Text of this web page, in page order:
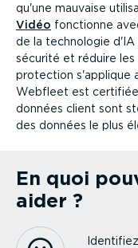
qu'une mauvaise
Vidéo fonctionne
de la technologie d'IA
sécurité et réduire
protection s'applique
Webfleet est certifiée
données client sont
des données le plus
En quoi
aider ?